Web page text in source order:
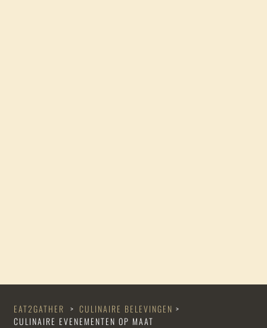
EAT2GATHER > CULINAIRE BELEVINGEN >
CULINAIRE EVENEMENTEN OP MAAT